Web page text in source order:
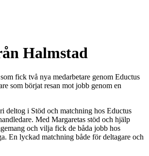
Halmstad
fick två nya medarbetare genom Eductus
som börjat resan mot jobb genom en
deltog i Stöd och matchning hos Eductus
Med Margaretas stöd och hjälp
och vilja fick de båda jobb hos
En lyckad matchning både för deltagare och